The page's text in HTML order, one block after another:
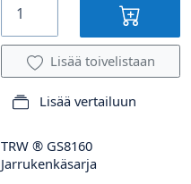
Lisää toivelistaan
Lisää vertailuun
TRW ® GS8160
Jarrukenkäsarja